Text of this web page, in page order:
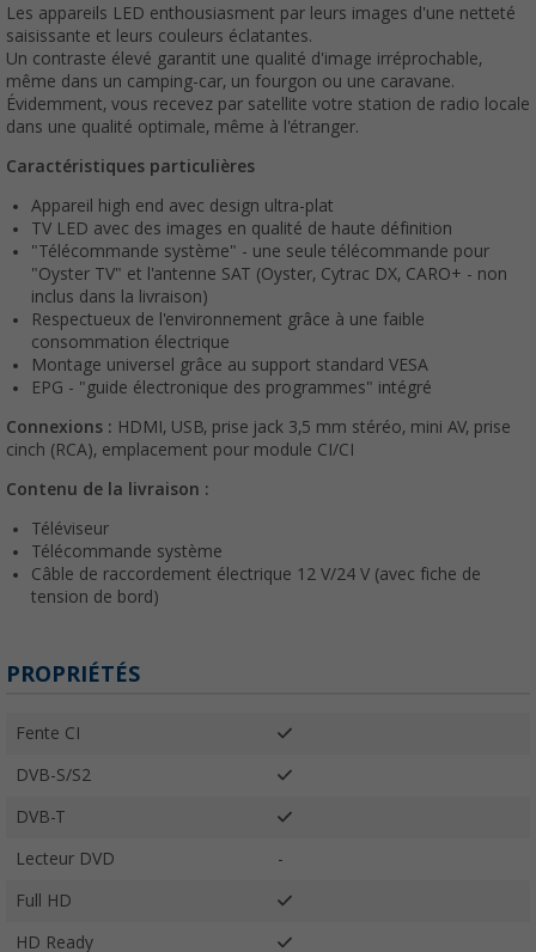
Les appareils LED enthousiasment par leurs images d'une netteté
saisissante et leurs couleurs éclatantes.
Un contraste élevé garantit une qualité d'image irréprochable,
même dans un camping-car, un fourgon ou une caravane.
Évidemment, vous recevez par satellite votre station de radio locale
dans une qualité optimale, même à l'étranger.
Caractéristiques particulières
Appareil high end avec design ultra-plat
TV LED avec des images en qualité de haute définition
"Télécommande système" - une seule télécommande pour
"Oyster TV" et l'antenne SAT (Oyster, Cytrac DX, CARO+ - non
inclus dans la livraison)
Respectueux de l'environnement grâce à une faible
consommation électrique
Montage universel grâce au support standard VESA
EPG - "guide électronique des programmes" intégré
Connexions : HDMI, USB, prise jack 3,5 mm stéréo, mini AV, prise
cinch (RCA), emplacement pour module CI/CI
Contenu de la livraison :
Téléviseur
Télécommande système
Câble de raccordement électrique 12 V/24 V (avec fiche de
tension de bord)
PROPRIÉTÉS
Fente CI
DVB-S/S2
DVB-T
Lecteur DVD -
Full HD
HD Ready